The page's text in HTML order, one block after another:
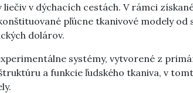
v dýchacích cestách. V rámci
pľúcne tkanivové modely od
dolárov.
systémy, vytvorené z
a funkcie ľudského tkaniva, v